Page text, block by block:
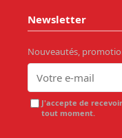
Newsletter
Nouveautés,
J'accepte de
tout moment.